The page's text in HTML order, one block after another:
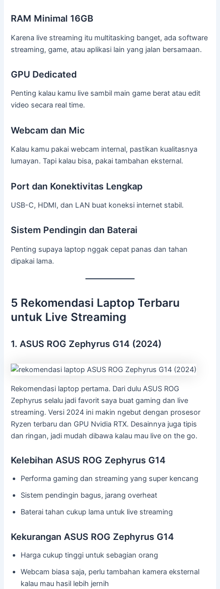
RAM Minimal 16GB
Karena live streaming itu multitasking banget, ada software
streaming, game, atau aplikasi lain yang jalan bersamaan.
GPU Dedicated
Penting kalau kamu live sambil main game berat atau edit
video secara real time.
Webcam dan Mic
Kalau kamu pakai webcam internal, pastikan kualitasnya
lumayan. Tapi kalau bisa, pakai tambahan eksternal.
Port dan Konektivitas Lengkap
USB-C, HDMI, dan LAN buat koneksi internet stabil.
Sistem Pendingin dan Baterai
Penting supaya laptop nggak cepat panas dan tahan
dipakai lama.
5 Rekomendasi Laptop Terbaru
untuk Live Streaming
1. ASUS ROG Zephyrus G14 (2024)
Rekomendasi laptop pertama. Dari dulu ASUS ROG
Zephyrus selalu jadi favorit saya buat gaming dan live
streaming. Versi 2024 ini makin ngebut dengan prosesor
Ryzen terbaru dan GPU Nvidia RTX. Desainnya juga tipis
dan ringan, jadi mudah dibawa kalau mau live on the go.
Kelebihan ASUS ROG Zephyrus G14
Performa gaming dan streaming yang super kencang
Sistem pendingin bagus, jarang overheat
Baterai tahan cukup lama untuk live streaming
Kekurangan ASUS ROG Zephyrus G14
Harga cukup tinggi untuk sebagian orang
Webcam biasa saja, perlu tambahan kamera eksternal
kalau mau hasil lebih jernih